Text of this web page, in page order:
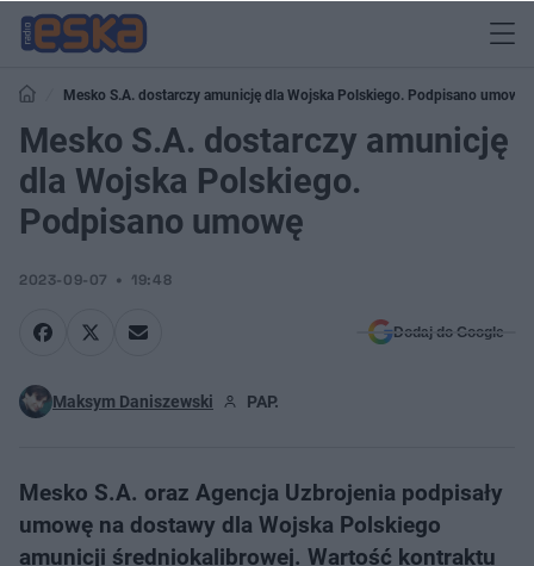
Mesko S.A. dostarczy amunicję dla Wojska Polskiego. Podpisano umowę
Mesko S.A. dostarczy amunicję
dla Wojska Polskiego.
Podpisano umowę
2023-09-07 19:48
Dodaj do Google
Maksym Daniszewski PAP.
Mesko S.A. oraz Agencja Uzbrojenia podpisały
umowę na dostawy dla Wojska Polskiego
amunicji średniokalibrowej. Wartość kontraktu